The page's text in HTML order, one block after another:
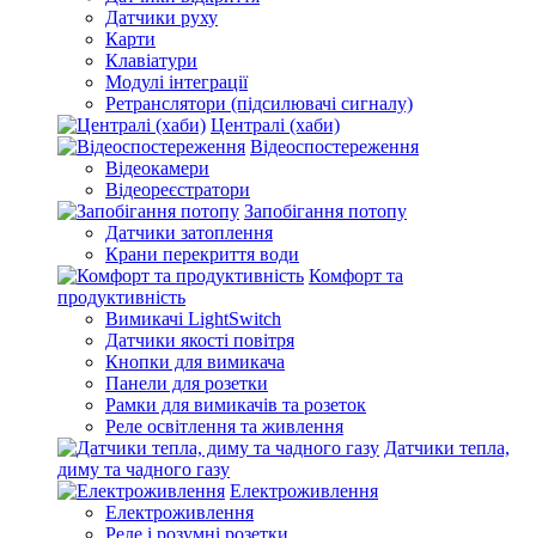
Датчики руху
Карти
Клавіатури
Модулі інтеграції
Ретранслятори (підсилювачі сигналу)
Централі (хаби)
Відеоспостереження
Відеокамери
Відеореєстратори
Запобігання потопу
Датчики затоплення
Крани перекриття води
Комфорт та
продуктивність
Вимикачі LightSwitch
Датчики якості повітря
Кнопки для вимикача
Панели для розетки
Рамки для вимикачів та розеток
Реле освітлення та живлення
Датчики тепла,
диму та чадного газу
Електроживлення
Електроживлення
Реле і розумні розетки